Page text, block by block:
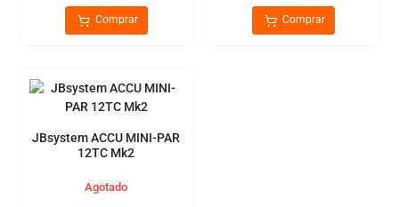
Comprar Comprar
JBsystem ACCU MINI-PAR
12TC Mk2
Agotado